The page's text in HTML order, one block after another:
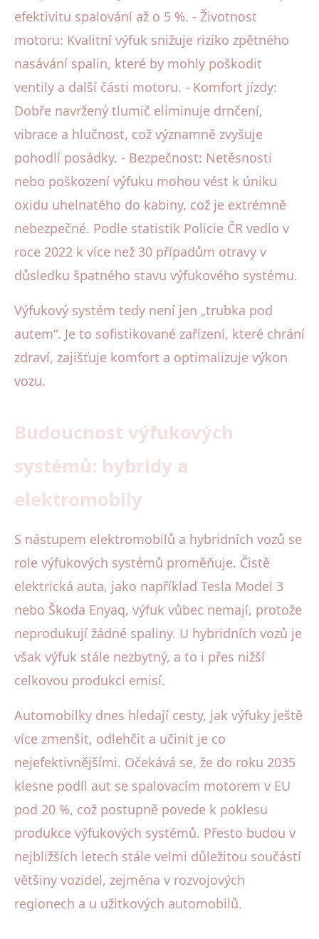
efektivitu spalování až o 5 %. - Životnost
motoru: Kvalitní výfuk snižuje riziko zpětného
nasávání spalin, které by mohly poškodit
ventily a další části motoru. - Komfort jízdy:
Dobře navržený tlumič eliminuje drnčení,
vibrace a hlučnost, což významně zvyšuje
pohodlí posádky. - Bezpečnost: Netěsnosti
nebo poškození výfuku mohou vést k úniku
oxidu uhelnatého do kabiny, což je extrémně
nebezpečné. Podle statistik Policie ČR vedlo v
roce 2022 k více než 30 případům otravy v
důsledku špatného stavu výfukového systému.
Výfukový systém tedy není jen „trubka pod
autem“. Je to sofistikované zařízení, které chrání
zdraví, zajišťuje komfort a optimalizuje výkon
vozu.
Budoucnost výfukových
systémů: hybridy a
elektromobily
S nástupem elektromobilů a hybridních vozů se
role výfukových systémů proměňuje. Čistě
elektrická auta, jako například Tesla Model 3
nebo Škoda Enyaq, výfuk vůbec nemají, protože
neprodukují žádné spaliny. U hybridních vozů je
však výfuk stále nezbytný, a to i přes nižší
celkovou produkci emisí.
Automobilky dnes hledají cesty, jak výfuky ještě
více zmenšit, odlehčit a učinit je co
nejefektivnějšími. Očekává se, že do roku 2035
klesne podíl aut se spalovacím motorem v EU
pod 20 %, což postupně povede k poklesu
produkce výfukových systémů. Přesto budou v
nejbližších letech stále velmi důležitou součástí
většiny vozidel, zejména v rozvojových
regionech a u užitkových automobilů.